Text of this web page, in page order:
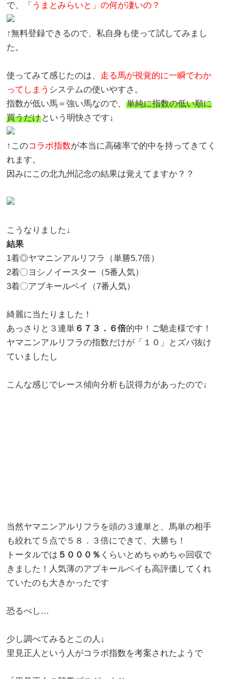
で、「 うまとみらいと」の何が凄いの？
↑無料登録できるので、私自身も使って試してみまし
た。
使ってみて感じたのは、 走る馬が視覚的に一瞬でわか
ってしまう システムの使いやすさ。
指数が低い馬＝強い馬なので、単純に指数の低い順に
買うだけという明快さです↓
↑このコラボ指数が本当に高確率で的中を持ってきてく
れます。
因みにこの北九州記念の結果は覚えてますか？？
こうなりました↓
結果
1着◎ヤマニンアルリフラ（単勝5.7倍）
2着〇ヨシノイースター（5番人気）
3着〇アブキールベイ（7番人気）
綺麗に当たりました！
あっさりと３連単 ６７３．６倍的中！ご馳走様です！
ヤマニンアルリフラの指数だけが「１０」とズバ抜け
ていましたし
こんな感じでレース傾向分析も説得力があったので↓
当然ヤマニンアルリフラを頭の３連単と、馬単の相手
も絞れて５点で５８．３倍にできて、大勝ち！
トータルでは ５０００％ くらいとめちゃめちゃ回収で
きました！人気薄のアブキールベイも高評価してくれ
ていたのも大きかったです
恐るべし…
少し調べてみるとこの人↓
里見正人という人がコラボ指数を考案されたようで